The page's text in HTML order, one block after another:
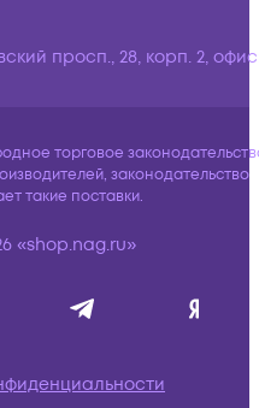
просп., 28, корп. 2,
торговое
законодательство
такие поставки.
«shop.nag.ru»